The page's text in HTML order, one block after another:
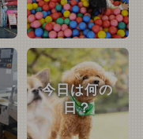
今日は何の
日？